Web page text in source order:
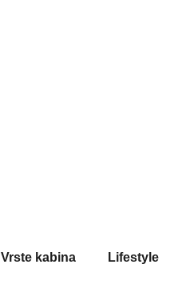
Vrste kabina Lifestyle